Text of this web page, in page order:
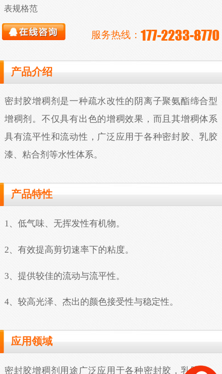
表规格范
服务热线：177-2233-8770
产品介绍
密封胶增稠剂是一种疏水改性的阴离子聚氨酯缔合型
增稠剂。不仅具有出色的增稠效果，而且其增稠体系
具有流平性和流动性，广泛应用于各种密封胶、乳胶
漆、粘合剂等水性体系。
产品特性
1、低气味、无挥发性有机物。
2、有效提高剪切速率下的粘度。
3、提供较佳的流动与流平性。
4、较高光泽、杰出的颜色接受性与稳定性。
应用领域
密封胶增稠剂用途广泛应用于各种密封胶，乳胶漆、